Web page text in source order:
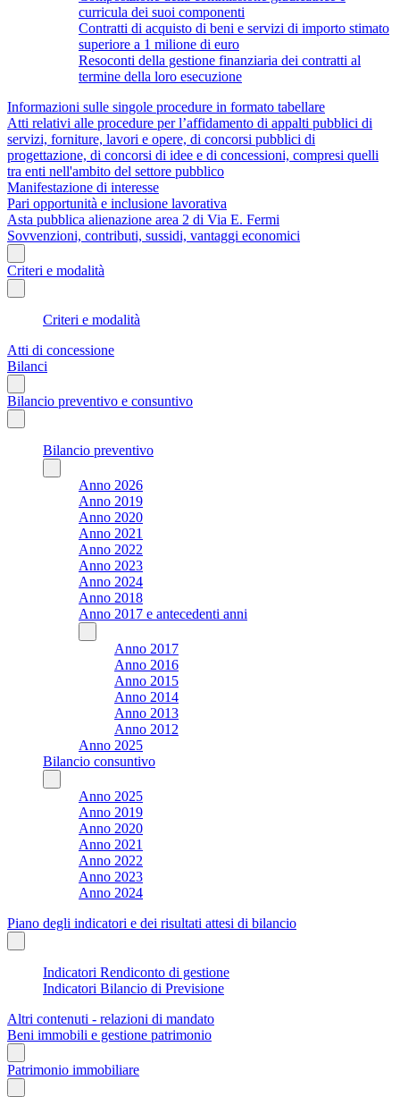
curricula dei suoi componenti
Contratti di acquisto di beni e servizi di importo stimato
superiore a 1 milione di euro
Resoconti della gestione finanziaria dei contratti al
termine della loro esecuzione
Informazioni sulle singole procedure in formato tabellare
Atti relativi alle procedure per l’affidamento di appalti pubblici di
servizi, forniture, lavori e opere, di concorsi pubblici di
progettazione, di concorsi di idee e di concessioni, compresi quelli
tra enti nell'ambito del settore pubblico
Manifestazione di interesse
Pari opportunità e inclusione lavorativa
Asta pubblica alienazione area 2 di Via E. Fermi
Sovvenzioni, contributi, sussidi, vantaggi economici
Criteri e modalità
Criteri e modalità
Atti di concessione
Bilanci
Bilancio preventivo e consuntivo
Bilancio preventivo
Anno 2026
Anno 2019
Anno 2020
Anno 2021
Anno 2022
Anno 2023
Anno 2024
Anno 2018
Anno 2017 e antecedenti anni
Anno 2017
Anno 2016
Anno 2015
Anno 2014
Anno 2013
Anno 2012
Anno 2025
Bilancio consuntivo
Anno 2025
Anno 2019
Anno 2020
Anno 2021
Anno 2022
Anno 2023
Anno 2024
Piano degli indicatori e dei risultati attesi di bilancio
Indicatori Rendiconto di gestione
Indicatori Bilancio di Previsione
Altri contenuti - relazioni di mandato
Beni immobili e gestione patrimonio
Patrimonio immobiliare